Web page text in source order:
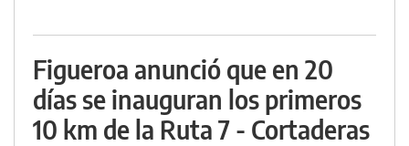
Figueroa anunció que en 20
días se inauguran los primeros
10 km de la Ruta 7 - Cortaderas